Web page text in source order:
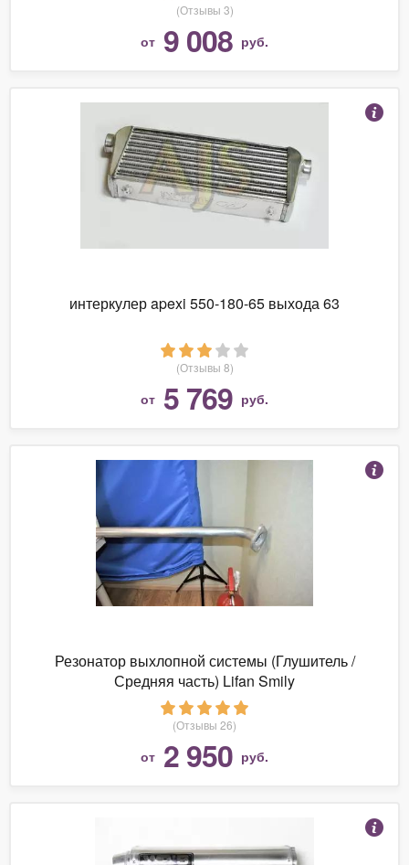
(Отзывы 3)
от 9 008 руб.
интеркулер apexi 550-180-65 выхода 63
(Отзывы 8)
от 5 769 руб.
Резонатор выхлопной системы (Глушитель /
Средняя часть) Lifan Smily
(Отзывы 26)
от 2 950 руб.